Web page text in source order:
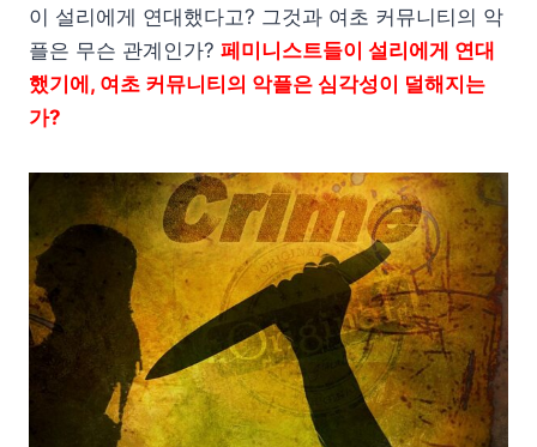
이 설리에게 연대했다고? 그것과 여초 커뮤니티의 악
플은 무슨 관계인가? 페미니스트들이 설리에게 연대
했기에, 여초 커뮤니티의 악플은 심각성이 덜해지는
가?